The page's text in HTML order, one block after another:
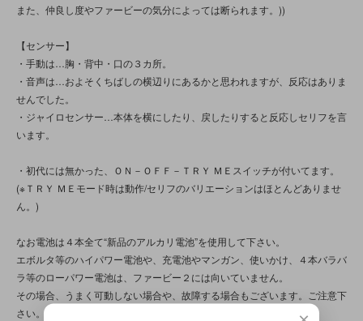
また、仲良し度やファービーの気分によっては断られます。))
【センサー】
・手動は…胸・背中・口の３カ所。
・音声は…およそくちばしの横辺りにあるかと思われますが、反応はありま
せんでした。
・ジャイロセンサー…本体を横にしたり、戻したりすると反応しセリフを言
います。
・初代には無かった、ＯＮ－ＯＦＦ－ＴＲＹ ＭＥスイッチが付いてます。
(※ＴＲＹ ＭＥモード時は動作/セリフのバリエーションはほとんどありませ
ん。)
なお電池は４本全て“新品のアルカリ電池”を使用して下さい。
エボルタ等のハイパワー電池や、充電池やマンガン、使いかけ、４本バラバ
ラ等のローパワー電池は、ファービー２には向いていません。
その場合、うまく可動しない場合や、故障する場合もございます。ご注意下
さい。